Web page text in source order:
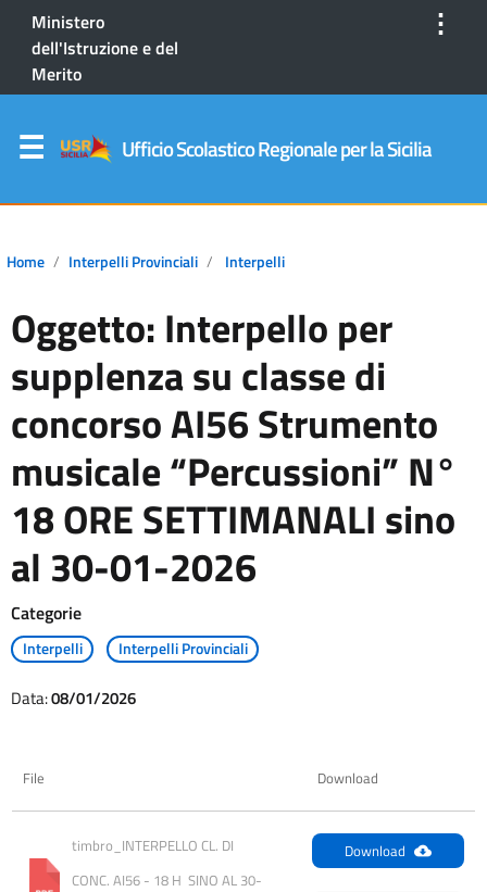
Ministero
dell'Istruzione e del
Merito
⋮
Ufficio Scolastico Regionale per la Sicilia
Home Interpelli Provinciali Interpelli
Oggetto: Interpello per
supplenza su classe di
concorso AI56 Strumento
musicale “Percussioni” N°
18 ORE SETTIMANALI sino
al 30-01-2026
Categorie
Interpelli Interpelli Provinciali
Data:08/01/2026
File Download
timbro_INTERPELLO CL. DI
CONC. AI56 - 18 H  SINO AL 30-
Download